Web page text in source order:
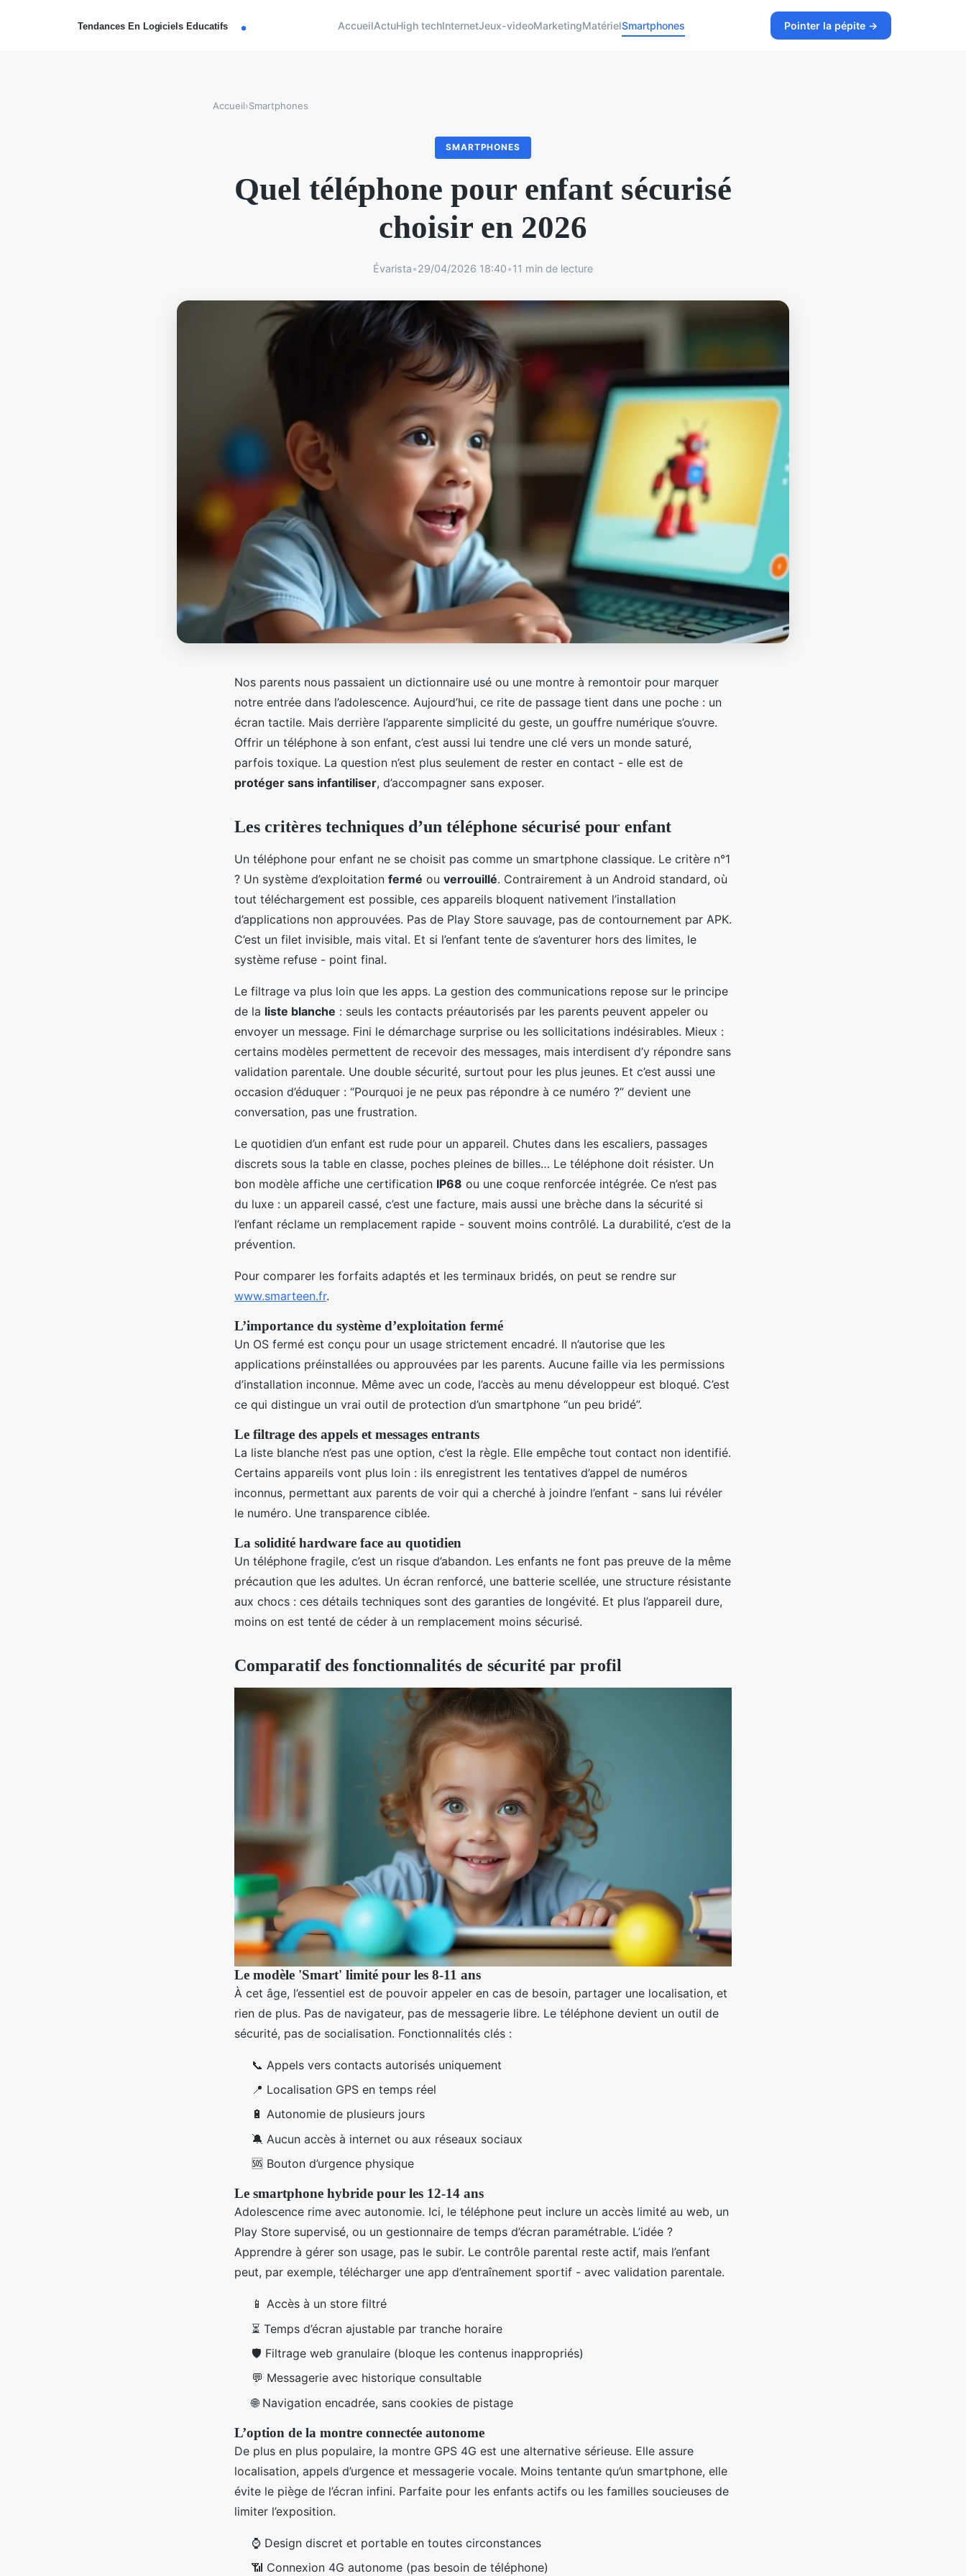
AccueilActuHigh techInternetJeux-videoMarketingMatérielSmartphones Pointer la pépite →
Accueil›Smartphones
SMARTPHONES
Quel téléphone pour enfant sécurisé
choisir en 2026
Évarista•29/04/2026 18:40•11 min de lecture
Nos parents nous passaient un dictionnaire usé ou une montre à remontoir pour marquer
notre entrée dans l’adolescence. Aujourd’hui, ce rite de passage tient dans une poche : un
écran tactile. Mais derrière l’apparente simplicité du geste, un gouffre numérique s’ouvre.
Offrir un téléphone à son enfant, c’est aussi lui tendre une clé vers un monde saturé,
parfois toxique. La question n’est plus seulement de rester en contact - elle est de
protéger sans infantiliser, d’accompagner sans exposer.
Les critères techniques d’un téléphone sécurisé pour enfant
Un téléphone pour enfant ne se choisit pas comme un smartphone classique. Le critère n°1
? Un système d’exploitation fermé ou verrouillé. Contrairement à un Android standard, où
tout téléchargement est possible, ces appareils bloquent nativement l’installation
d’applications non approuvées. Pas de Play Store sauvage, pas de contournement par APK.
C’est un filet invisible, mais vital. Et si l’enfant tente de s’aventurer hors des limites, le
système refuse - point final.
Le filtrage va plus loin que les apps. La gestion des communications repose sur le principe
de la liste blanche : seuls les contacts préautorisés par les parents peuvent appeler ou
envoyer un message. Fini le démarchage surprise ou les sollicitations indésirables. Mieux :
certains modèles permettent de recevoir des messages, mais interdisent d’y répondre sans
validation parentale. Une double sécurité, surtout pour les plus jeunes. Et c’est aussi une
occasion d’éduquer : “Pourquoi je ne peux pas répondre à ce numéro ?” devient une
conversation, pas une frustration.
Le quotidien d’un enfant est rude pour un appareil. Chutes dans les escaliers, passages
discrets sous la table en classe, poches pleines de billes… Le téléphone doit résister. Un
bon modèle affiche une certification IP68 ou une coque renforcée intégrée. Ce n’est pas
du luxe : un appareil cassé, c’est une facture, mais aussi une brèche dans la sécurité si
l’enfant réclame un remplacement rapide - souvent moins contrôlé. La durabilité, c’est de la
prévention.
Pour comparer les forfaits adaptés et les terminaux bridés, on peut se rendre sur
www.smarteen.fr.
L’importance du système d’exploitation fermé
Un OS fermé est conçu pour un usage strictement encadré. Il n’autorise que les
applications préinstallées ou approuvées par les parents. Aucune faille via les permissions
d’installation inconnue. Même avec un code, l’accès au menu développeur est bloqué. C’est
ce qui distingue un vrai outil de protection d’un smartphone “un peu bridé”.
Le filtrage des appels et messages entrants
La liste blanche n’est pas une option, c’est la règle. Elle empêche tout contact non identifié.
Certains appareils vont plus loin : ils enregistrent les tentatives d’appel de numéros
inconnus, permettant aux parents de voir qui a cherché à joindre l’enfant - sans lui révéler
le numéro. Une transparence ciblée.
La solidité hardware face au quotidien
Un téléphone fragile, c’est un risque d’abandon. Les enfants ne font pas preuve de la même
précaution que les adultes. Un écran renforcé, une batterie scellée, une structure résistante
aux chocs : ces détails techniques sont des garanties de longévité. Et plus l’appareil dure,
moins on est tenté de céder à un remplacement moins sécurisé.
Comparatif des fonctionnalités de sécurité par profil
Le modèle 'Smart' limité pour les 8-11 ans
À cet âge, l’essentiel est de pouvoir appeler en cas de besoin, partager une localisation, et
rien de plus. Pas de navigateur, pas de messagerie libre. Le téléphone devient un outil de
sécurité, pas de socialisation. Fonctionnalités clés :
📞 Appels vers contacts autorisés uniquement
📍 Localisation GPS en temps réel
🔋 Autonomie de plusieurs jours
🔕 Aucun accès à internet ou aux réseaux sociaux
🆘 Bouton d’urgence physique
Le smartphone hybride pour les 12-14 ans
Adolescence rime avec autonomie. Ici, le téléphone peut inclure un accès limité au web, un
Play Store supervisé, ou un gestionnaire de temps d’écran paramétrable. L’idée ?
Apprendre à gérer son usage, pas le subir. Le contrôle parental reste actif, mais l’enfant
peut, par exemple, télécharger une app d’entraînement sportif - avec validation parentale.
📱 Accès à un store filtré
⏳ Temps d’écran ajustable par tranche horaire
🛡️ Filtrage web granulaire (bloque les contenus inappropriés)
💬 Messagerie avec historique consultable
🌐 Navigation encadrée, sans cookies de pistage
L’option de la montre connectée autonome
De plus en plus populaire, la montre GPS 4G est une alternative sérieuse. Elle assure
localisation, appels d’urgence et messagerie vocale. Moins tentante qu’un smartphone, elle
évite le piège de l’écran infini. Parfaite pour les enfants actifs ou les familles soucieuses de
limiter l’exposition.
⌚ Design discret et portable en toutes circonstances
📶 Connexion 4G autonome (pas besoin de téléphone)